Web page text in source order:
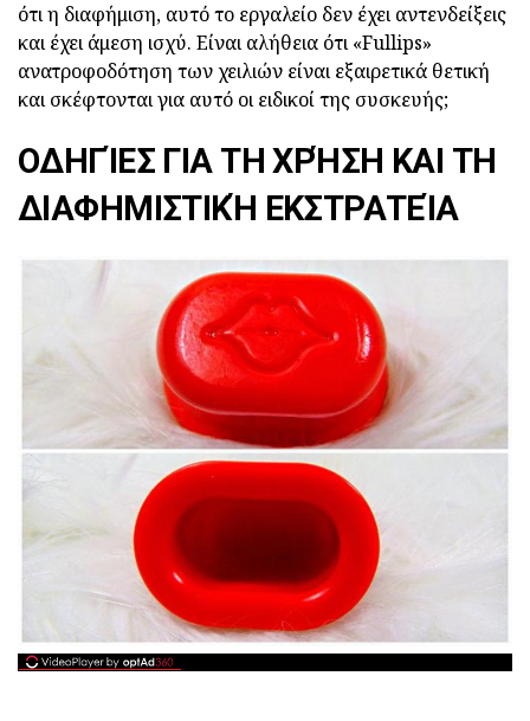
ότι η διαφήμιση, αυτό το εργαλείο δεν έχει αντενδείξεις
και έχει άμεση ισχύ. Είναι αλήθεια ότι «Fullips»
ανατροφοδότηση των χειλιών είναι εξαιρετικά θετική
και σκέφτονται για αυτό οι ειδικοί της συσκευής;
ΟΔΗΓΊΕΣ ΓΙΑ ΤΗ ΧΡΉΣΗ ΚΑΙ ΤΗ
ΔΙΑΦΗΜΙΣΤΙΚΉ ΕΚΣΤΡΑΤΕΊΑ